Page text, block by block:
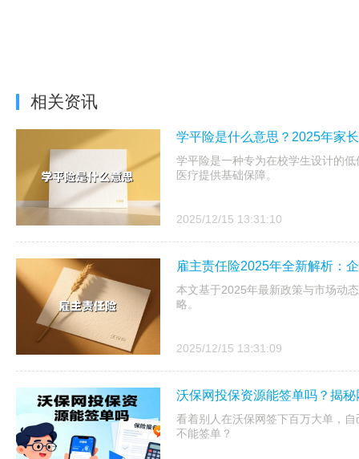
相关资讯
学平险是什么意思？2025年家
学平险是一种专为在校学生设计的
医疗提供基础保障。
2025/12/15 13:31:10
雇主责任险2025年全新解析：
本文基于2025年最新政策与市场动
略。
2025/12/15 13:31:09
沃保网投保资源能签单吗？揭
看着别人在沃保网签下百万大单，
不能签单？